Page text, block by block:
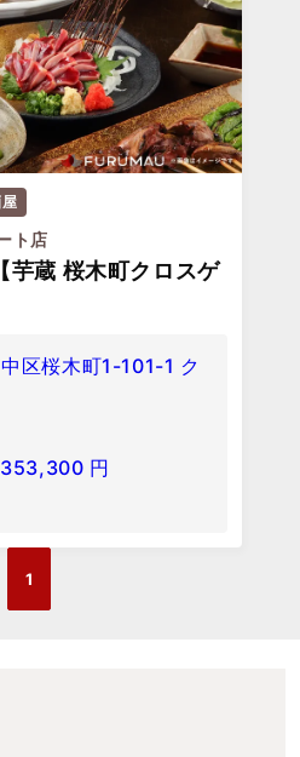
ト店
芋蔵 桜木町クロスゲ
区桜木町1-101-1 ク
353,300 円
1